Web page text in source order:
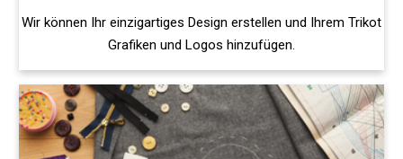
Wir können Ihr einzigartiges Design erstellen und Ihrem Trikot
Grafiken und Logos hinzufügen.